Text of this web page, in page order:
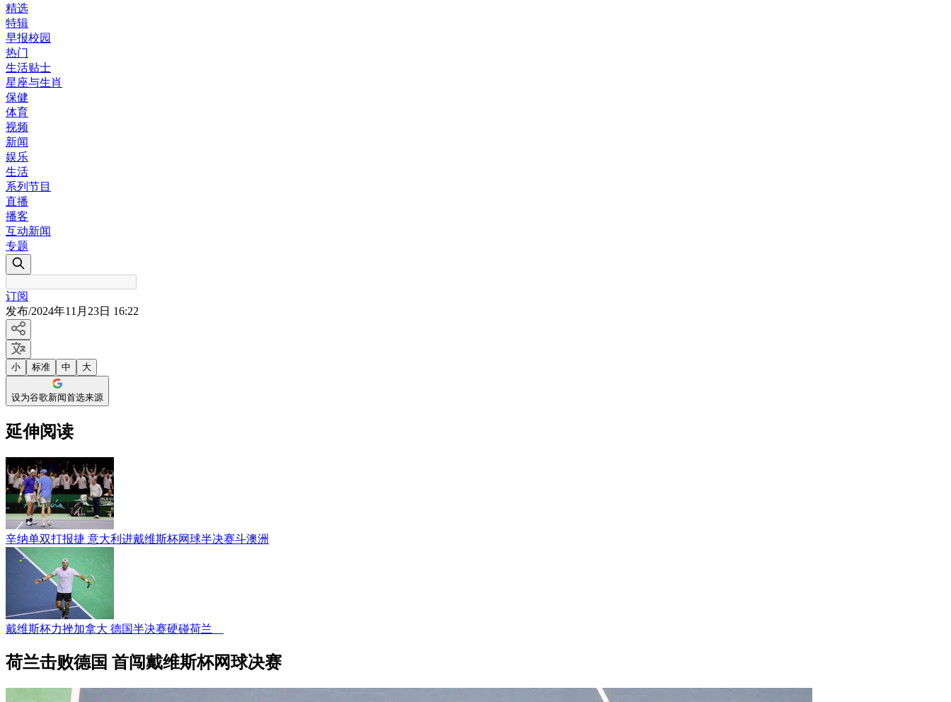
精选
特辑
早报校园
热门
生活贴士
星座与生肖
保健
体育
视频
新闻
娱乐
生活
系列节目
直播
播客
互动新闻
专题
订阅
发布/2024年11月23日 16:22
小 标准 中 大
设为谷歌新闻首选来源
延伸阅读
辛纳单双打报捷 意大利进戴维斯杯网球半决赛斗澳洲
戴维斯杯力挫加拿大 德国半决赛硬碰荷兰
荷兰击败德国 首闯戴维斯杯网球决赛